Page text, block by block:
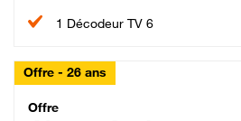
1 Décodeur TV 6
Offre - 26 ans
Cheat_Code
Offre